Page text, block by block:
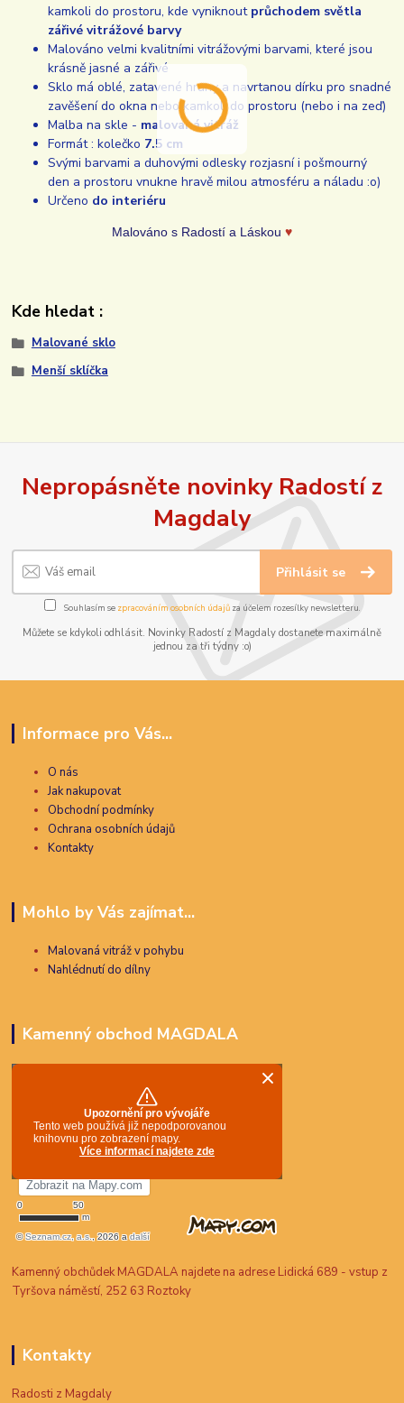
kamkoli do prostoru, kde vyniknoutprůchodem světla
zářivé vitrážové barvy
Malováno velmi kvalitními vitrážovými barvami, které jsou
krásně jasné a zářivé
Sklo má oblé, zatavené hrany a navrtanou dírku pro snadné
zavěšení do okna nebo kamkoli do prostoru (nebo i na zeď)
Malba na skle - malovaná vitráž
Formát : kolečko 7.5 cm
Svými barvami a duhovými odlesky rozjasní i pošmourný
den a prostoru vnukne hravě milou atmosféru a náladu :o)
Určeno do interiéru
Malováno s Radostí a Láskou ♥
Kde hledat :
Malované sklo
Menší sklíčka
Nepropásněte novinky Radostí z
Magdaly
Přihlásit se
Souhlasím se zpracováním osobních údajůza účelem rozesílky newsletteru.
Můžete se kdykoli odhlásit. Novinky Radostí z Magdaly dostanete maximálně
jednou za tři týdny :o)
Informace pro Vás...
O nás
Jak nakupovat
Obchodní podmínky
Ochrana osobních údajů
Kontakty
Mohlo by Vás zajímat...
Malovaná vitráž v pohybu
Nahlédnutí do dílny
Kamenný obchod MAGDALA
Kamenný obchůdek MAGDALA najdete na adrese Lidická 689 - vstup z
Tyršova náměstí, 252 63 Roztoky
Kontakty
Radosti z Magdaly